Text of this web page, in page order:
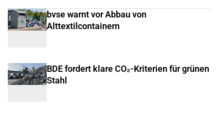
bvse warnt vor Abbau von
Alttextilcontainern
BDE fordert klare CO₂-Kriterien für grünen
Stahl